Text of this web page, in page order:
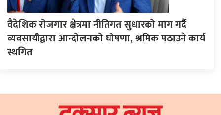
वैदेशिक रोजगार क्षेत्रमा नीतिगत सुधारको माग गर्दै
व्यवसायीद्वारा आन्दोलनको घोषणा, श्रमिक पठाउने कार्य
स्थगित